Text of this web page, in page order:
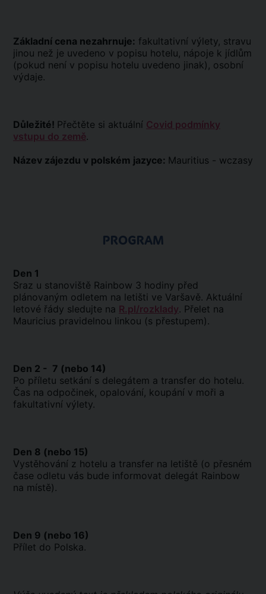
Základní cena nezahrnuje: fakultativní výlety, stravu
jinou než je uvedeno v popisu hotelu, nápoje k jídlům
(pokud není v popisu hotelu uvedeno jinak), osobní
výdaje.
Důležité! Přečtěte si aktuální Covid podmínky
vstupu do země.
Název zájezdu v polském jazyce: Mauritius - wczasy
PROGRAM
Den 1
Sraz u stanoviště Rainbow 3 hodiny před
plánovaným odletem na letišti ve Varšavě. Aktuální
letové řády sledujte na R.pl/rozklady. Přelet na
Mauricius pravidelnou linkou (s přestupem).
Den 2 - 7 (nebo 14)
Po příletu setkání s delegátem a transfer do hotelu.
Čas na odpočinek, opalování, koupání v moři a
fakultativní výlety.
Den 8 (nebo 15)
Vystěhování z hotelu a transfer na letiště (o přesném
čase odletu vás bude informovat delegát Rainbow
na místě).
Den 9 (nebo 16)
Přílet do Polska.